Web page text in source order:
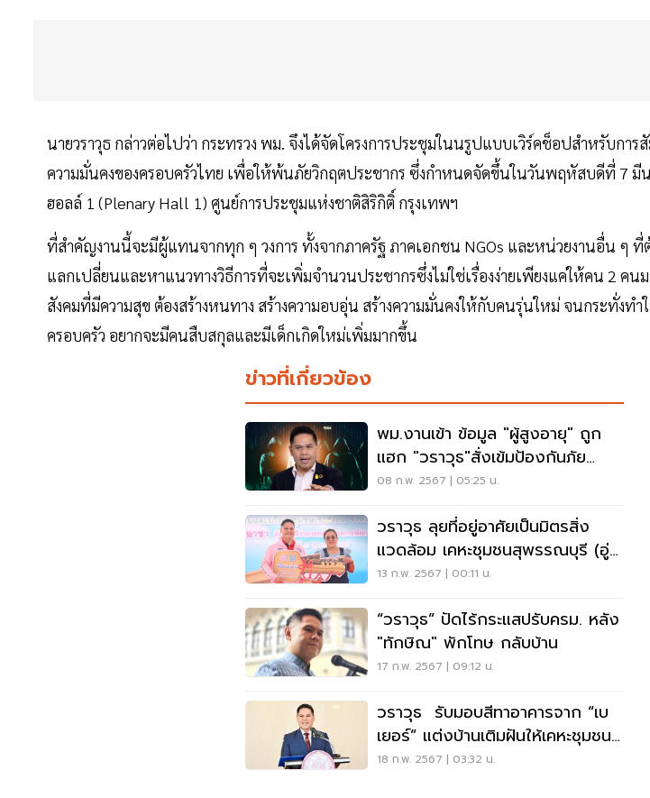
นายวราวุธ กล่าวต่อไปว่า กระทรวง พม. จึงได้จัดโครงการประชุมในนรูปแบบเวิร์คช็อปสำหรับกา
ความมั่นคงของครอบครัวไทย เพื่อให้พ้นภัยวิกฤตประชากร ซึ่งกำหนดจัดขึ้นในวันพฤหัสบดีที่ 7
ฮอลล์ 1 (Plenary Hall 1) ศูนย์การประชุมแห่งชาติสิริกิติ์ กรุงเทพฯ
ที่สำคัญงานนี้จะมีผู้แทนจากทุก ๆ วงการ ทั้งจากภาครัฐ ภาคเอกชน NGOs และหน่วยงานอื่น ๆ
แลกเปลี่ยนและหาแนวทางวิธีการที่จะเพิ่มจำนวนประชากรซึ่งไม่ใช่เรื่องง่ายเพียงแค่ให้คน 2 คน
สังคมที่มีความสุข ต้องสร้างหนทาง สร้างความอบอุ่น สร้างความมั่นคงให้กับคนรุ่นใหม่ จนกระทั่งทำ
ครอบครัว อยากจะมีคนสืบสกุลและมีเด็กเกิดใหม่เพิ่มมากขึ้น
ข่าวที่เกี่ยวข้อง
พม.งานเข้า ข้อมูล "ผู้สูงอายุ" ถูก
แฮก "วราวุธ"สั่งเข้มป้องกันภัย
ไซเบอร์
08 ก.พ. 2567 | 05:25 น.
วราวุธ ลุยที่อยู่อาศัยเป็นมิตรสิ่ง
แวดล้อม เคหะชุมชนสุพรรณบุรี (อู่
ยา 1)
13 ก.พ. 2567 | 00:11 น.
“วราวุธ” ปัดไร้กระแสปรับครม. หลัง
"ทักษิณ" พักโทษ กลับบ้าน
17 ก.พ. 2567 | 09:12 น.
วราวุธ รับมอบสีทาอาคารจาก “เบ
เยอร์” แต่งบ้านเติมฝันให้เคหะชุมชน
ดินแดง 3
18 ก.พ. 2567 | 03:32 น.